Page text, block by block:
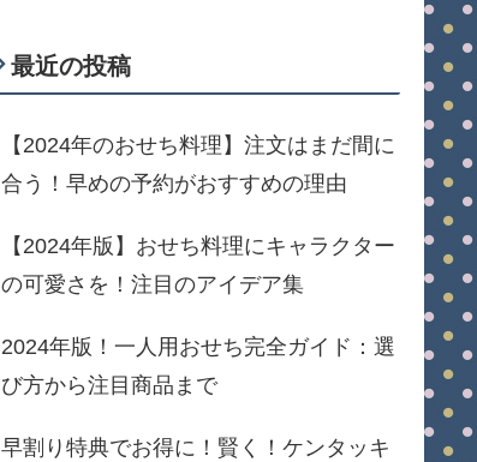
最近の投稿
【2024年のおせち料理】注文はまだ間に
合う！早めの予約がおすすめの理由
【2024年版】おせち料理にキャラクター
の可愛さを！注目のアイデア集
2024年版！一人用おせち完全ガイド：選
び方から注目商品まで
早割り特典でお得に！賢く！ケンタッキ